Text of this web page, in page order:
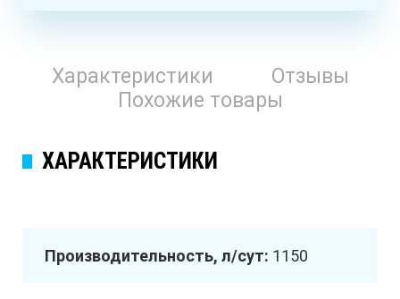
Характеристики
Отзывы
Похожие товары
ХАРАКТЕРИСТИКИ
Производительность, л/сут: 1150